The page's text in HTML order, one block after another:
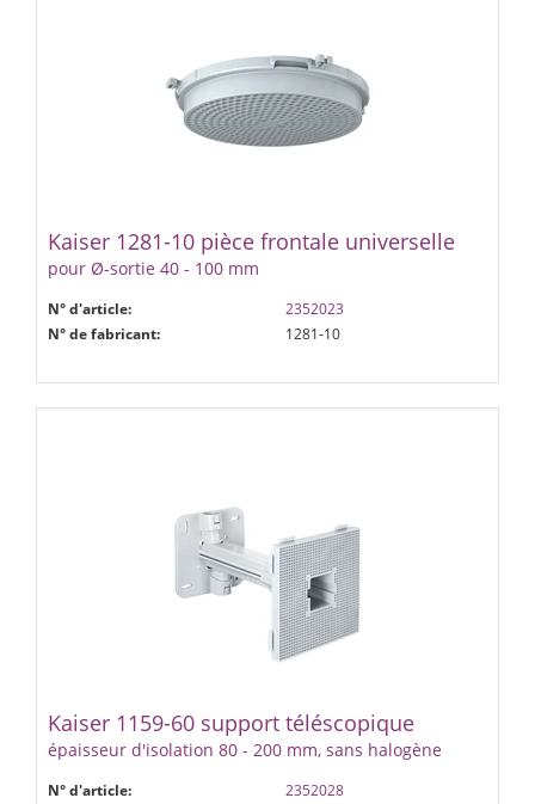
Kaiser 1281-10 pièce frontale universelle
pour Ø-sortie 40 - 100 mm
N° d'article:
2352023
N° de fabricant:
1281-10
Kaiser 1159-60 support téléscopique
épaisseur d'isolation 80 - 200 mm, sans halogène
N° d'article:
2352028